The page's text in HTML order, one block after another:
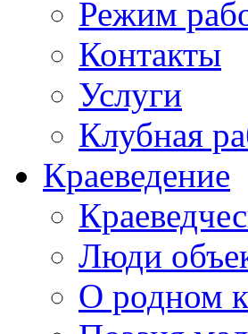
Режим
Контакты
Услуги
Клубная
Краеведение
Люди
О родном